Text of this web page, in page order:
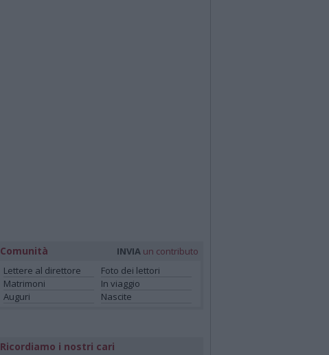
Comunità INVIA un contributo
Lettere al direttore
Foto dei lettori
Matrimoni
In viaggio
Auguri
Nascite
Ricordiamo i nostri cari